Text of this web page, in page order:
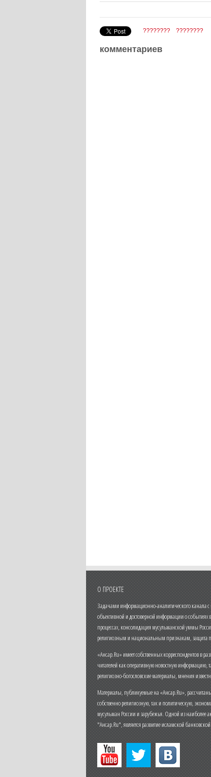
???????? ????????
комментариев
О ПРОЕКТЕ
Задачами информационно-аналитического канала с
объективной и достоверной информации о событиях
процессах, консолидация мусульманской уммы
религиозным и национальным признакам, защита
«Ансар.Ru» имеет собственных корреспондентов в
читателей как оперативную новостную информацию,
религиозно-богословские материалы, мнения
Материалы, публикуемые на «Ансар.Ru»,
собственно религиозную, так и политическую,
мусульман России и зарубежья. Одной из наиболее
"Ансар.Ru", является развитие исламской